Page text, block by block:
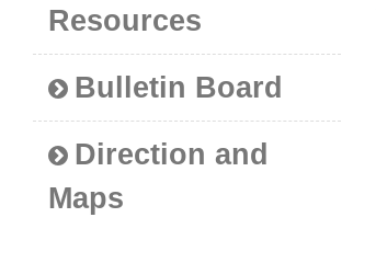
Resources
Bulletin Board
Direction and
Maps